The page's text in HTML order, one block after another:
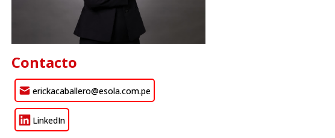
Contacto
erickacaballero@esola.com.pe
LinkedIn